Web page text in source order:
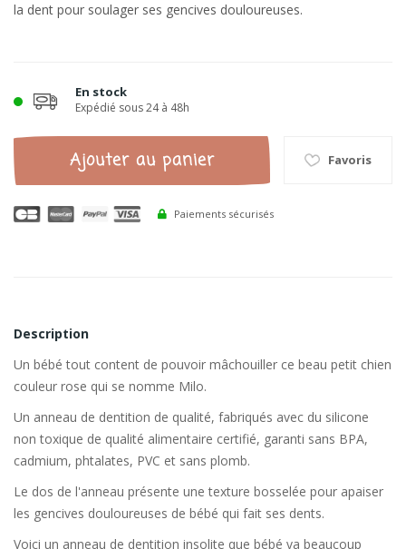
la dent pour soulager ses gencives douloureuses.
En stock
Expédié sous 24 à 48h
Ajouter au panier Favoris
Paiements sécurisés
Description
Un bébé tout content de pouvoir mâchouiller ce beau petit chien
couleur rose qui se nomme Milo.
Un anneau de dentition de qualité, fabriqués avec du silicone
non toxique de qualité alimentaire certifié, garanti sans BPA,
cadmium, phtalates, PVC et sans plomb.
Le dos de l'anneau présente une texture bosselée pour apaiser
les gencives douloureuses de bébé qui fait ses dents.
Voici un anneau de dentition insolite que bébé va beaucoup